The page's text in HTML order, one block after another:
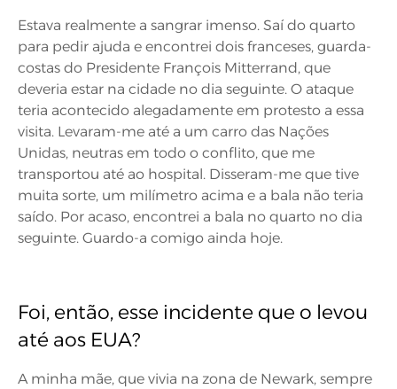
Estava realmente a sangrar imenso. Saí do quarto
para pedir ajuda e encontrei dois franceses, guarda-
costas do Presidente François Mitterrand, que
deveria estar na cidade no dia seguinte. O ataque
teria acontecido alegadamente em protesto a essa
visita. Levaram-me até a um carro das Nações
Unidas, neutras em todo o conflito, que me
transportou até ao hospital. Disseram-me que tive
muita sorte, um milímetro acima e a bala não teria
saído. Por acaso, encontrei a bala no quarto no dia
seguinte. Guardo-a comigo ainda hoje.
Foi, então, esse incidente que o levou
até aos EUA?
A minha mãe, que vivia na zona de Newark, sempre